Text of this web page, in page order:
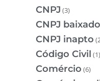
CNPJ (3)
CNPJ baixado
CNPJ inapto
Código Civil (1)
Comércio (6)